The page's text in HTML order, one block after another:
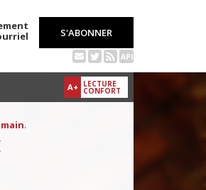
S'ABONNER
API
A+ LECTURE
CONFORT
.